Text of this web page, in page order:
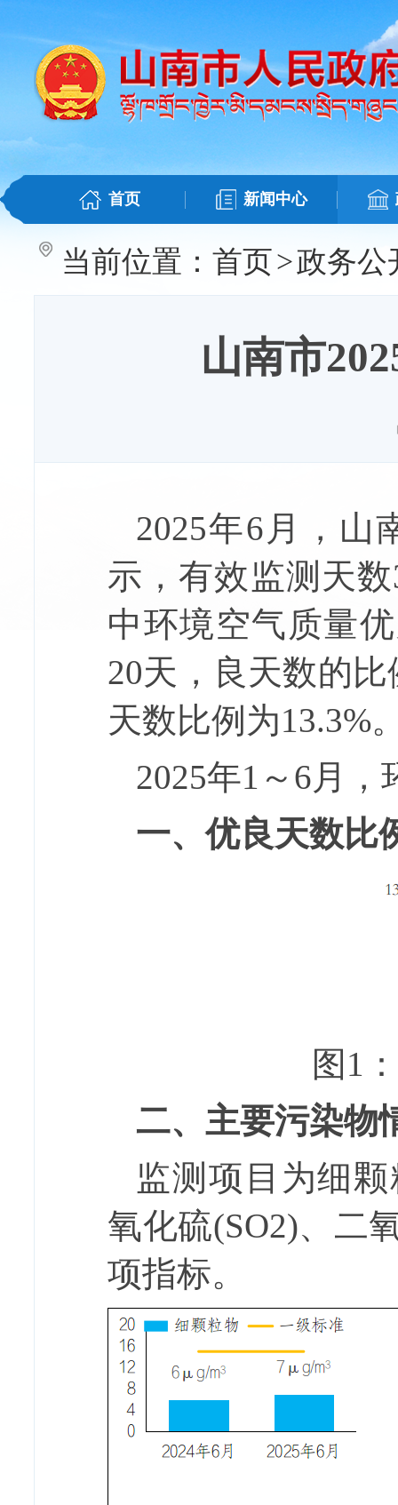
首页 新闻中心
当前位置： 首页>政务公
山南市
2025年6 月 ， 山
示 ，有效监测天数
中环境空气质量
20天 ，良 天数的比
天数比例为13.3%
2025年1 ～ 6月，
一、优良天数比
图1
二、主要污染物
监测项目为细
氧化硫(SO2)、二
项指标。